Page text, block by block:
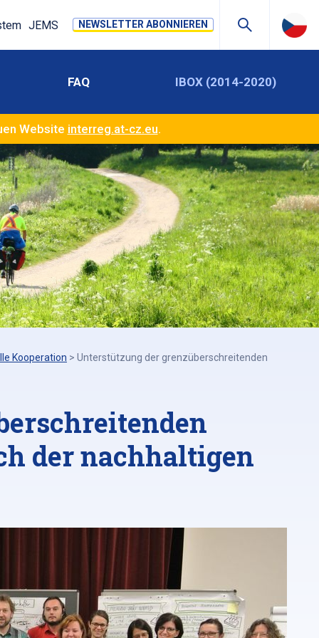
JEMS NEWSLETTER ABONNIEREN
FAQ IBOX (2014-2020)
Website interreg.at-cz.eu.
Kooperation > Unterstützung der grenzüberschreitenden
der nachhaltigen